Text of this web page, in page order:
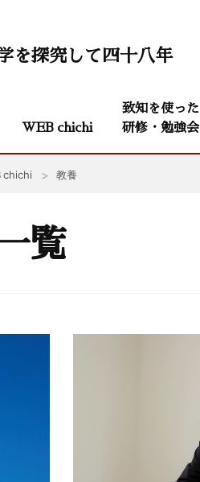
を探究して四十八年
WEB chichi
致知を使った
研修・勉強会
chichi 教養
覧